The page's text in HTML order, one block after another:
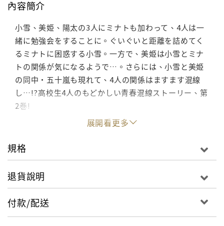
內容簡介
小雪、美姫、陽太の3人にミナトも加わって、4人は一
緒に勉強会をすることに。ぐいぐいと距離を詰めてく
るミナトに困惑する小雪。一方で、美姫は小雪とミナ
トの関係が気になるようで…。さらには、小雪と美姫
の同中・五十嵐も現れて、4人の関係はますます混線
し…!?高校生4人のもどかしい青春混線ストーリー、第
2巻!
展開看更多
規格
退貨說明
付款/配送